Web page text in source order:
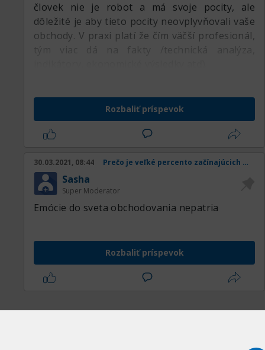
človek nie je robot a má svoje pocity, ale
dôležité je aby tieto pocity neovplyvňovali vaše
obchody. V praxi platí že čím väčší profesionál,
tým viac dá na fakty /technická analýza,
Rozbaliť príspevok
30.03.2021, 08:44 Prečo je veľké percento začínajúcich obchodníkov v strate
Sasha
Super Moderator
Emócie do sveta obchodovania nepatria
Rozbaliť príspevok